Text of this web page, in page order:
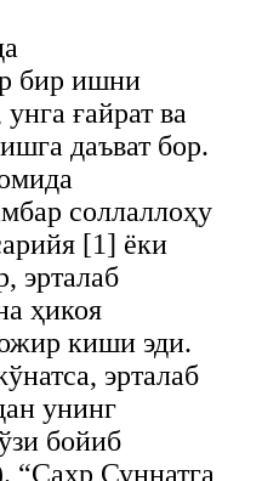
бир ишни
ғайрат ва
даъват бор.
соллаллоҳу
[1] ёки
эрталаб
ҳикоя
киши эди.
эрталаб
унинг
бойиб
“Сахр Суннатга